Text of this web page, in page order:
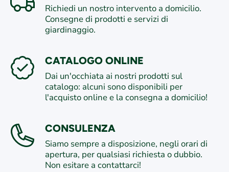
Richiedi un nostro intervento a domicilio.
Consegne di prodotti e servizi di
giardinaggio.
CATALOGO ONLINE
Dai un'occhiata ai nostri prodotti sul
catalogo: alcuni sono disponibili per
l'acquisto online e la consegna a domicilio!
CONSULENZA
Siamo sempre a disposizione, negli orari di
apertura, per qualsiasi richiesta o dubbio.
Non esitare a contattarci!